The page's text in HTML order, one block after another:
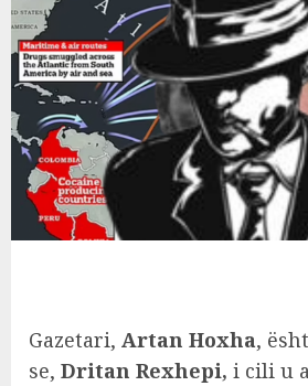
Gazetari, Artan Hoxha,
se, Dritan Rexhepi, i cili u